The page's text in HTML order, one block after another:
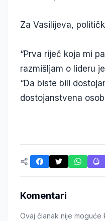
Za Vasilijeva,
“Prva riječ koja mi
razmišljam o lideru je
“Da biste bili
dostojanstvena
Komentari
Ovaj članak nije moguće